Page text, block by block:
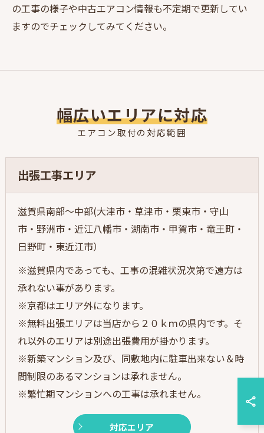
の工事の様子や中古エアコン情報も不定期で更新してい
ますのでチェックしてみてください。
エアコン取付の対応範囲
幅広いエリアに対応
出張工事エリア
滋賀県南部～中部(大津市・草津市・栗東市・守山
市・野洲市・近江八幡市・湖南市・甲賀市・竜王町・
日野町・東近江市）
※滋賀県内であっても、工事の混雑状況次第で遠方は
承れない事があります。
※京都はエリア外になります。
※無料出張エリアは当店から２０ｋｍの県内です。そ
れ以外のエリアは別途出張費用が掛かります。
※新築マンション及び、同敷地内に駐車出来ない＆時
間制限のあるマンションは承れません。
※繁忙期マンションへの工事は承れません。
対応エリア